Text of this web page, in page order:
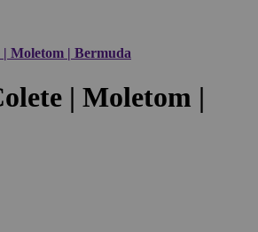
| Moletom | Bermuda
| Moletom |